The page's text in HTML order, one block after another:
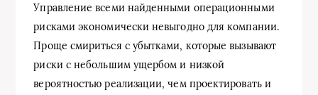
Управление всеми найденными операционными
рисками экономически невыгодно для компании.
Проще смириться с убытками, которые вызывают
риски с небольшим ущербом и низкой
вероятностью реализации, чем проектировать и